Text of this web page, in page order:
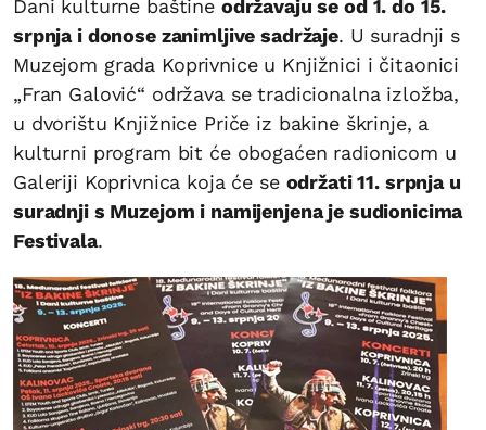
Dani kulturne baštine održavaju se od 1. do 15.
srpnja i donose zanimljive sadržaje. U suradnji s
Muzejom grada Koprivnice u Knjižnici i čitaonici
„Fran Galović“ održava se tradicionalna izložba,
u dvorištu Knjižnice Priče iz bakine škrinje, a
kulturni program bit će obogaćen radionicom u
Galeriji Koprivnica koja će se održati 11. srpnja u
suradnji s Muzejom i namijenjena je sudionicima
Festivala.